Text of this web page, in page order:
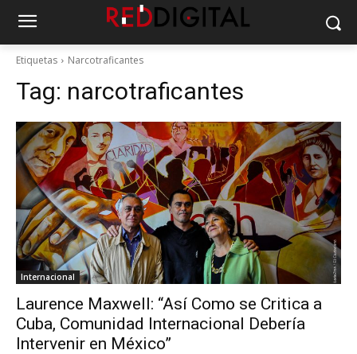
Etiquetas Narcotraficantes
Tag: narcotraficantes
Internacional
Laurence Maxwell: “Así Como se Critica a
Cuba, Comunidad Internacional Debería
Intervenir en México”